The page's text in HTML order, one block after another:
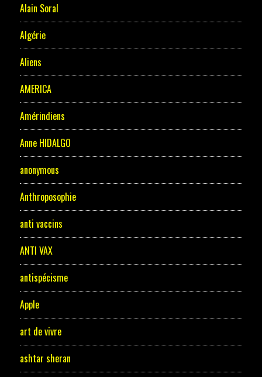
Alain Soral
Algérie
Aliens
AMERICA
Amérindiens
Anne HIDALGO
anonymous
Anthroposophie
anti vaccins
ANTI VAX
antispécisme
Apple
art de vivre
ashtar sheran